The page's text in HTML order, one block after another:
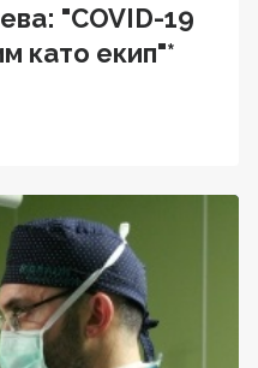
"COVID-19
като екип"*